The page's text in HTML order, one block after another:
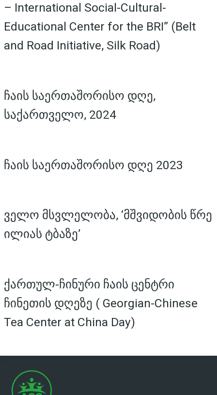
– International Social-Cultural-
Educational Center for the BRI” (Belt
and Road Initiative, Silk Road)
ჩაის საერთაშორისო დღე,
საქართველო, 2024
ჩაის საერთაშორისო დღე 2023
ველო მსვლელობა, ‘მშვიდობის წრე
ილიას ტბაზე’
ქართულ-ჩინური ჩაის ცენტრი
ჩინეთის დღეზე ( Georgian-Chinese
Tea Center at China Day)